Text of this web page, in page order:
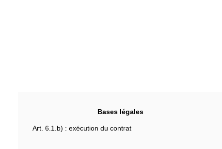
Bases légales
Art. 6.1.b) : exécution du contrat